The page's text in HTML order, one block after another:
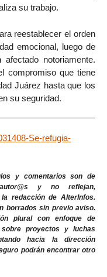
su trabajo.
reestablecer el orden
emocional, luego de
notoriamente.
compromiso que tiene
Juárez hasta que los
su seguridad.
Se-refugia-
y comentarios son de
y no reflejan,
redacción de AlterInfos.
borrados sin previo aviso.
plural con enfoque de
sobre proyectos y luchas
hacia la dirección
podrán encontrar otro